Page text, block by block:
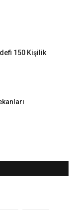
150 Kişilik